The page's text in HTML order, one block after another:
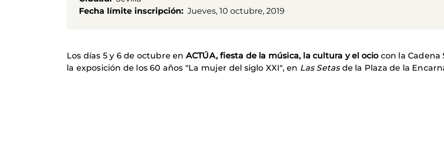
Fecha límite inscripción
Jueves, 10 octubre, 2019
Los días 5 y 6 de octubre en ACTÚA, fiesta de la música, la cultura y el ociocon la Cadena
la exposición de los 60 años "La mujer del siglo XXI", en Las Setasde la Plaza de la